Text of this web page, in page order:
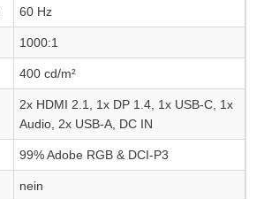
60 Hz
1000:1
400 cd/m²
2x HDMI 2.1, 1x DP 1.4, 1x USB-C, 1x
Audio, 2x USB-A, DC IN
99% Adobe RGB & DCI-P3
nein